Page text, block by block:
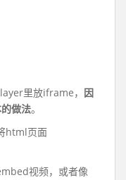
里放iframe， 因
做法。
html页面
视频，或者像